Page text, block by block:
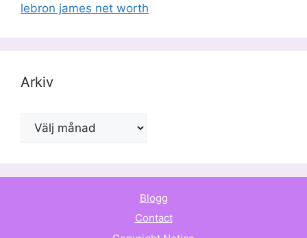
lebron james net worth
Arkiv
Arkiv
Blogg
Contact